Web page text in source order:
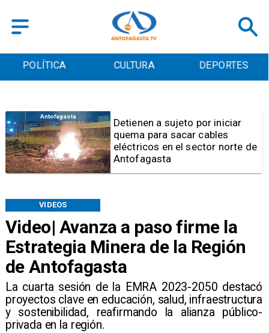
POLÍTICA CULTURA DEPORTES
Video| Avanza a paso firme la
Estrategia Minera de la Región
de Antofagasta
La cuarta sesión de la EMRA 2023-2050 destacó
proyectos clave en educación, salud, infraestructura
y sostenibilidad, reafirmando la alianza público-
privada en la región.
VIDEOS
Policial
Mantenía prohibición de
acercamiento: Condenan a 6
años de cárcel a autor de
femicidio tentado en Calama